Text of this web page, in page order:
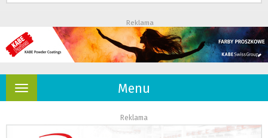
Reklama
Menu
Rozwiń
Reklama